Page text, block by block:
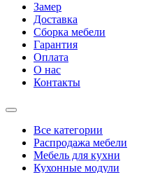
Замер
Доставка
Сборка мебели
Гарантия
Оплата
О нас
Контакты
Все категории
Распродажа мебели
Мебель для кухни
Кухонные модули